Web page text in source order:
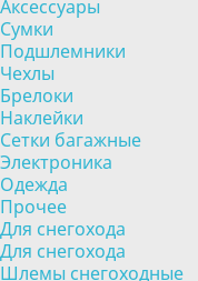
Аксессуары
Сумки
Подшлемники
Чехлы
Брелоки
Наклейки
Сетки багажные
Электроника
Одежда
Прочее
Для снегохода
Для снегохода
Шлемы снегоходные